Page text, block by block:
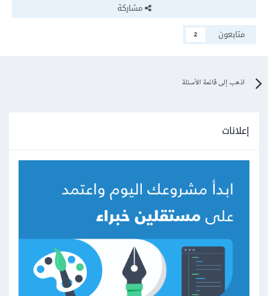
مشاركة
متابعون
2
اذهب إلى قائمة الأسئلة
إعلانات